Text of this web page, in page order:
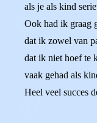
als je als kind
Ook had ik graag
dat ik zowel van
dat ik niet hoef te
vaak gehad als
Heel veel succes